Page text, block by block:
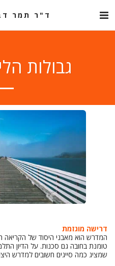
ד"ר תמר
גבולות
דרישה מוגזמת
המדרש הוא מאבני היסוד של הקריאה
טומנת בחובה גם סכנות. על הדיון
שמציג כמה סייגים חשובים למדרש